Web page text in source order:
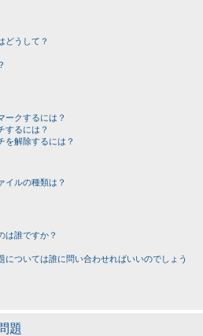
どうして？
ークするには？
するには？
を解除するには？
イルの種類は？
は誰ですか？
については誰に問い合わせればいいのでしょう
題